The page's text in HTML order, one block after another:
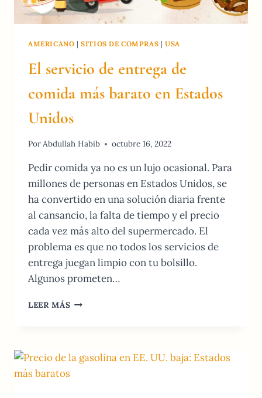
AMERICANO |SITIOS DE COMPRAS |USA
El servicio de entrega de
comida más barato en Estados
Unidos
PorAbdullah Habib octubre 16, 2022
Pedir comida ya no es un lujo ocasional. Para
millones de personas en Estados Unidos, se
ha convertido en una solución diaria frente
al cansancio, la falta de tiempo y el precio
cada vez más alto del supermercado. El
problema es que no todos los servicios de
entrega juegan limpio con tu bolsillo.
Algunos prometen…
LEER MÁS EL
DE
COMIDA
MÁS